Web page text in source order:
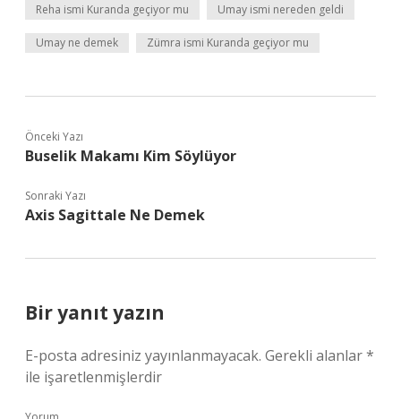
Reha ismi Kuranda geçiyor mu Umay ismi nereden geldi
Umay ne demek Zümra ismi Kuranda geçiyor mu
Önceki Yazı
Buselik Makamı Kim Söylüyor
Sonraki Yazı
Axis Sagittale Ne Demek
Bir yanıt yazın
E-posta adresiniz yayınlanmayacak. Gerekli alanlar*
ile işaretlenmişlerdir